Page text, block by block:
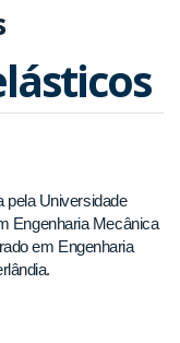
pela Universidade
Engenharia Mecânica
em Engenharia